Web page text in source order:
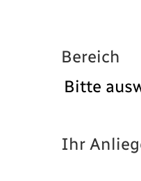
Bereich
Ihr